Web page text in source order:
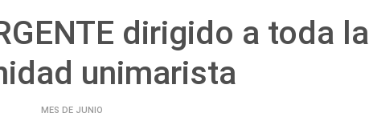
dirigido a toda la
unimarista
MES DE JUNIO